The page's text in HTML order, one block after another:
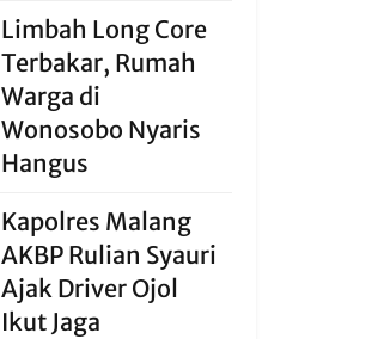
Limbah Long Core
Terbakar, Rumah
Warga di
Wonosobo Nyaris
Hangus
Kapolres Malang
AKBP Rulian Syauri
Ajak Driver Ojol
Ikut Jaga